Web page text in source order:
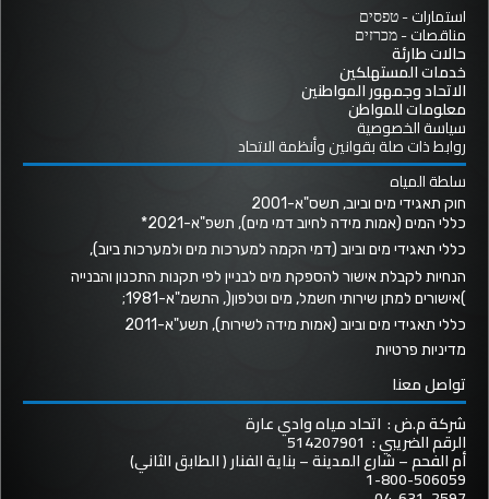
استمارات - טפסים
مناقصات - מכרזים
حالات طارئة
خدمات المستهلكين
الاتحاد وجمهور المواطنين
معلومات للمواطن
سياسة الخصوصية
روابط ذات صلة بقوانين وأنظمة الاتحاد
سلطة المياه
חוק תאגידי מים וביוב, תשס"א-2001
כללי המים (אמות מידה לחיוב דמי מים), תשפ"א-2021*
כללי תאגידי מים וביוב (דמי הקמה למערכות מים ולמערכות ביוב),
הנחיות לקבלת אישור להספקת מים לבניין לפי תקנות התכנון והבנייה
)אישורים למתן שירותי חשמל, מים וטלפון(, התשמ"א-1981;
כללי תאגידי מים וביוב (אמות מידה לשירות), תשע"א-2011
מדיניות פרטיות
تواصل معنا
شركة م.ض : اتحاد مياه وادي عارة
الرقم الضريبي : 514207901
أم الفحم – شارع المدينة – بناية الفنار ( الطابق الثاني)
1-800-506059